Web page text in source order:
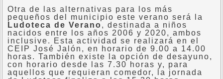
Otra de las alternativas para los más
pequeños del municipio este verano será la
Ludoteca de Verano, destinada a niños
nacidos entre los años 2006 y 2020, ambos
inclusive. Esta actividad se realizará en el
CEIP José Jalón, en horario de 9.00 a 14.00
horas. También existe la opción de desayuno,
con horario desde las 7.30 horas y, para
aquellos que requieran comedor, la jornada